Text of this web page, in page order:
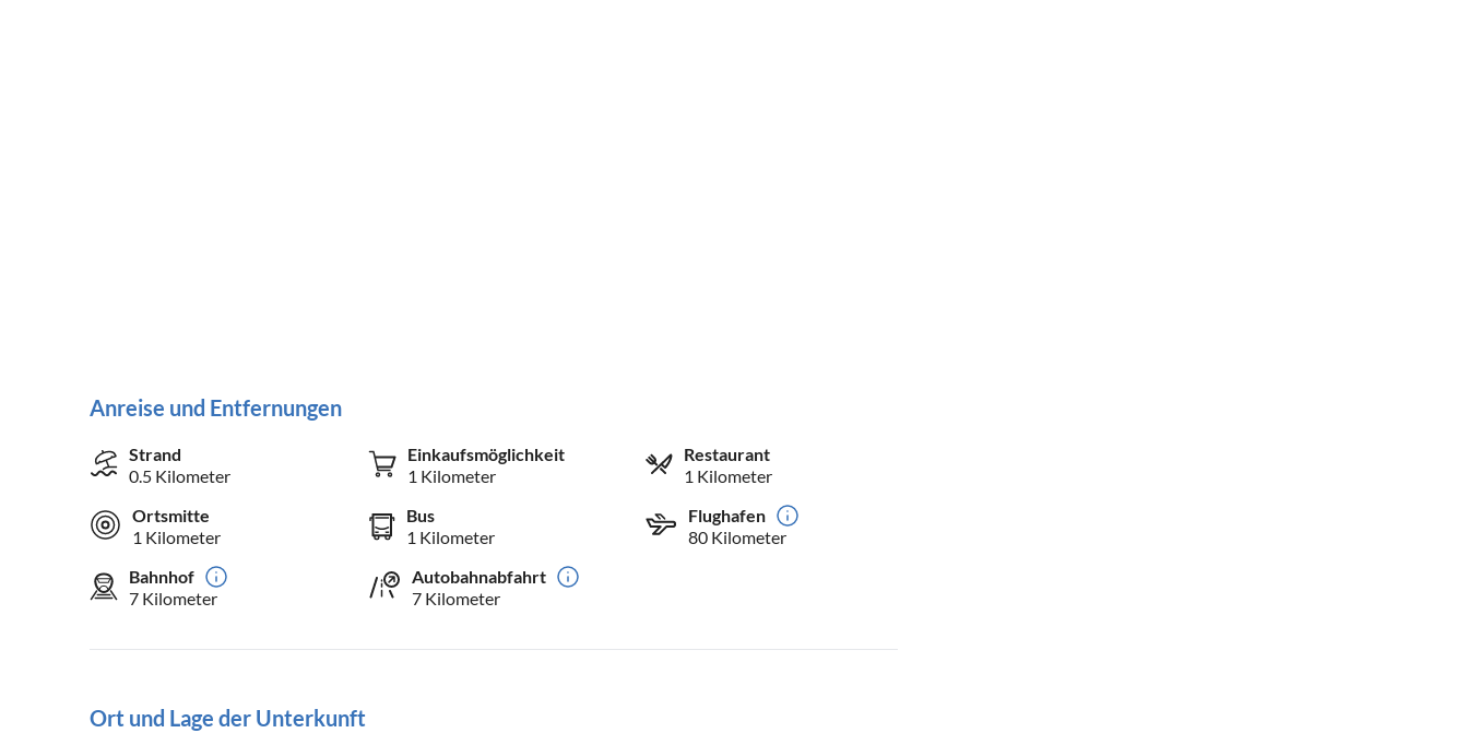
Anreise und Entfernungen
Strand
0.5 Kilometer
Einkaufsmöglichkeit
1 Kilometer
Restaurant
1 Kilometer
Ortsmitte
1 Kilometer
Bus
1 Kilometer
Flughafen
80 Kilometer
Bahnhof
7 Kilometer
Autobahnabfahrt
7 Kilometer
Ort und Lage der Unterkunft